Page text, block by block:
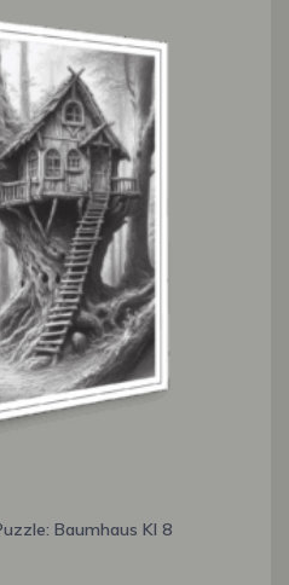
Baumhaus KI 8